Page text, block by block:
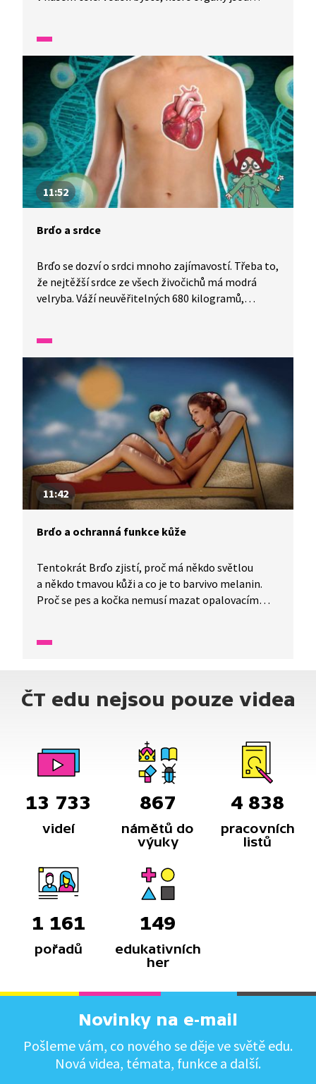
jazyce a navštíví nás ministr školství pan Robert
Plaga.
11:52
Brďo a srdce
Brďo se dozví o srdci mnoho zajímavostí. Třeba to,
že nejtěžší srdce ze všech živočichů má modrá
velryba. Váží neuvěřitelných 680 kilogramů,
nebo se bojíme, tluče nám srdce jako o závod. Víte,
že máme srdeční chlopně a srdeční komory?
Určitě jste se setkali s fonendoskopem, jak asi
funguje?
11:42
Brďo a ochranná funkce kůže
Tentokrát Brďo zjistí, proč má někdo světlou
a někdo tmavou kůži a co je to barvivo melanin.
Proč se pes a kočka nemusí mazat opalovacím
funguje barva na vlasy.
ČT edu nejsou pouze videa
13 733
videí
867
námětů do
výuky
4 838
pracovních
listů
1 161
pořadů
149
edukativních
her
Novinky na e-mail
Pošleme vám, co nového se děje ve světě edu.
Nová videa, témata, funkce a další.